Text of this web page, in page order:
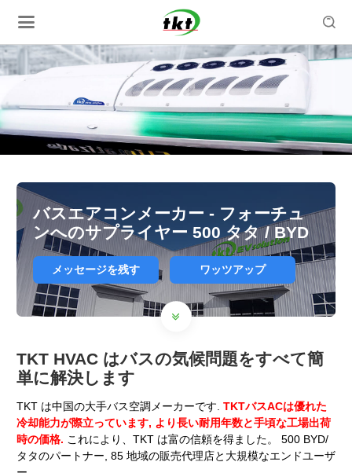

バスエアコンメーカー - フォーチュ
ンへのサプライヤー 500 タタ / BYD
メッセージを残す ワッツアップ
TKT HVAC はバスの気候問題をすべて簡
単に解決します
TKT は中国の大手バス空調メーカーです. TKTバスACは優れた
冷却能力が際立っています, より長い耐用年数と手頃な工場出荷
時の価格. これにより、TKT は富の信頼を得ました。 500 BYD/
タタのパートナー, 85 地域の販売代理店と大規模なエンドユーザ